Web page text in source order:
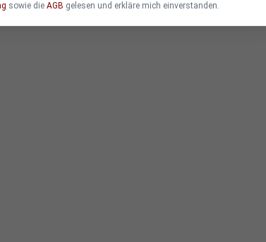
sowie die AGB gelesen und erkläre mich einverstanden.